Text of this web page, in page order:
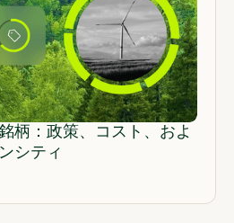
柄：政策、コスト、およ
シティ